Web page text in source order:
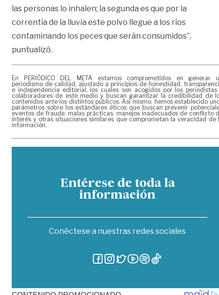
las personas lo inhalen; la segunda es que por la
correntía de la lluvia este polvo llegue a los ríos
contaminando los peces que serán consumidos”,
puntualizó.
En PERIÓDICO DEL META estamos comprometidos en generar
periodismo de calidad, ajustado a principios de honestidad,
e independencia editorial, los cuales son acogidos por los periodistas
colaboradores de este medio y buscan garantizar la credibilidad de
contenidos ante los distintos públicos. Así mismo, hemos establecido
parámetros sobre los estándares éticos que buscan prevenir
eventos de fraude, malas prácticas, manejos inadecuados de conflicto
interés y otras situaciones similares que comprometan la veracidad de
información.
Entérese de toda la
información
Conéctese a nuestras redes sociales